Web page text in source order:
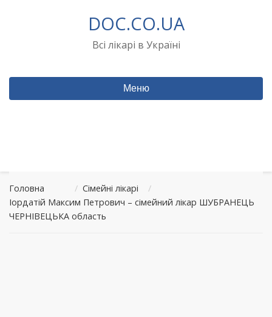
DOC.CO.UA
Всі лікарі в Україні
Меню
Головна / Сімейні лікарі
/
Іордатій Максим Петрович – сімейний лікар ШУБРАНЕЦЬ
ЧЕРНІВЕЦЬКА область